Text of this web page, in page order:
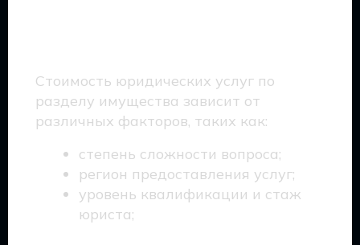
Стоимость юридических услуг по
разделу имущества зависит от
различных факторов, таких как:
степень сложности вопроса;
регион предоставления услуг;
уровень квалификации и стаж
юриста;